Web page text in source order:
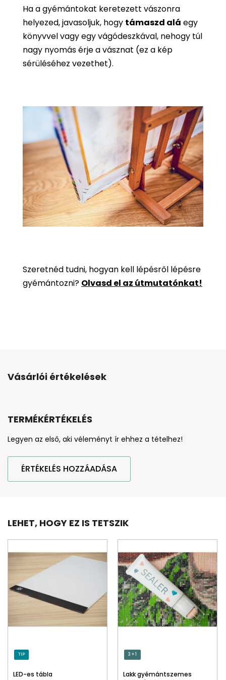
Ha a gyémántokat keretezett vászonra
helyezed, javasoljuk, hogy támaszd alá egy
könyvvel vagy egy vágódeszkával, nehogy túl
nagy nyomás érje a vásznat (ez a kép
sérüléséhez vezethet).
Szeretnéd tudni, hogyan kell lépésről lépésre
gyémántozni? Olvasd el az útmutatónkat!
Vásárlói értékelések
TERMÉKÉRTÉKELÉS
Legyen az első, aki véleményt ír ehhez a tételhez!
ÉRTÉKELÉS HOZZÁADÁSA
LEHET, HOGY EZ IS TETSZIK
TIP
LED-es tábla
3 + 1
Lakk gyémántszemes